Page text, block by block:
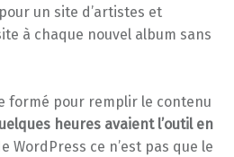
un site d’artistes et
à chaque nouvel album sans
formé pour remplir le contenu
heures avaient l’outil en
WordPress ce n’est pas que le